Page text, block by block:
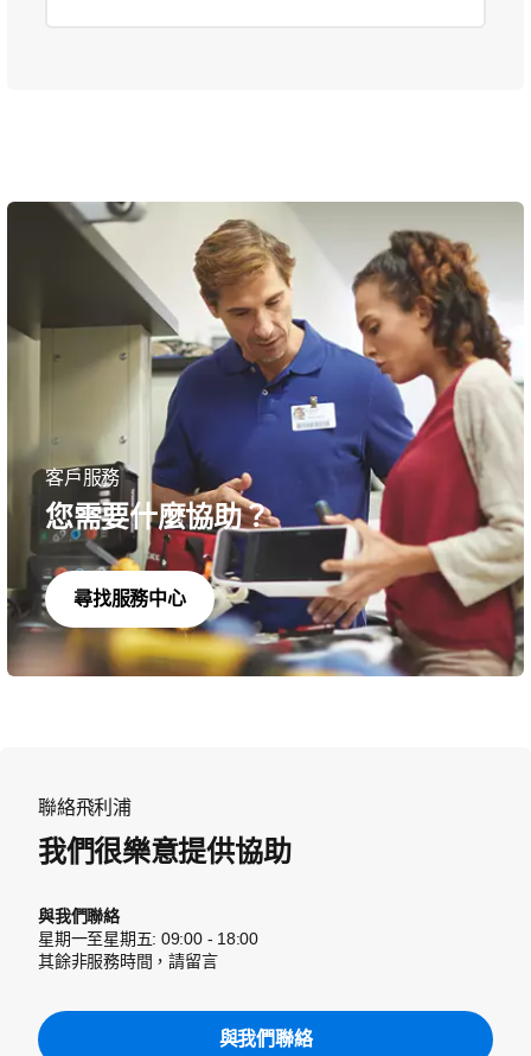
客戶服務
您需要什麼協助？
尋找服務中心
聯絡飛利浦
我們很樂意提供協助
與我們聯絡
星期一至星期五: 09:00 - 18:00
其餘非服務時間，請留言
與我們聯絡